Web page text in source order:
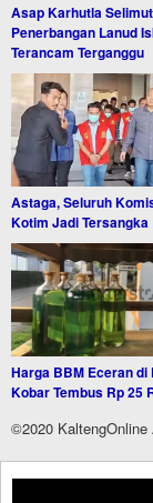
Asap Karhutla
Penerbangan Lanud
Terancam Terganggu
Astaga, Seluruh
Kotim Jadi Tersangka
Harga BBM Eceran di
Kobar Tembus Rp 25
©2020